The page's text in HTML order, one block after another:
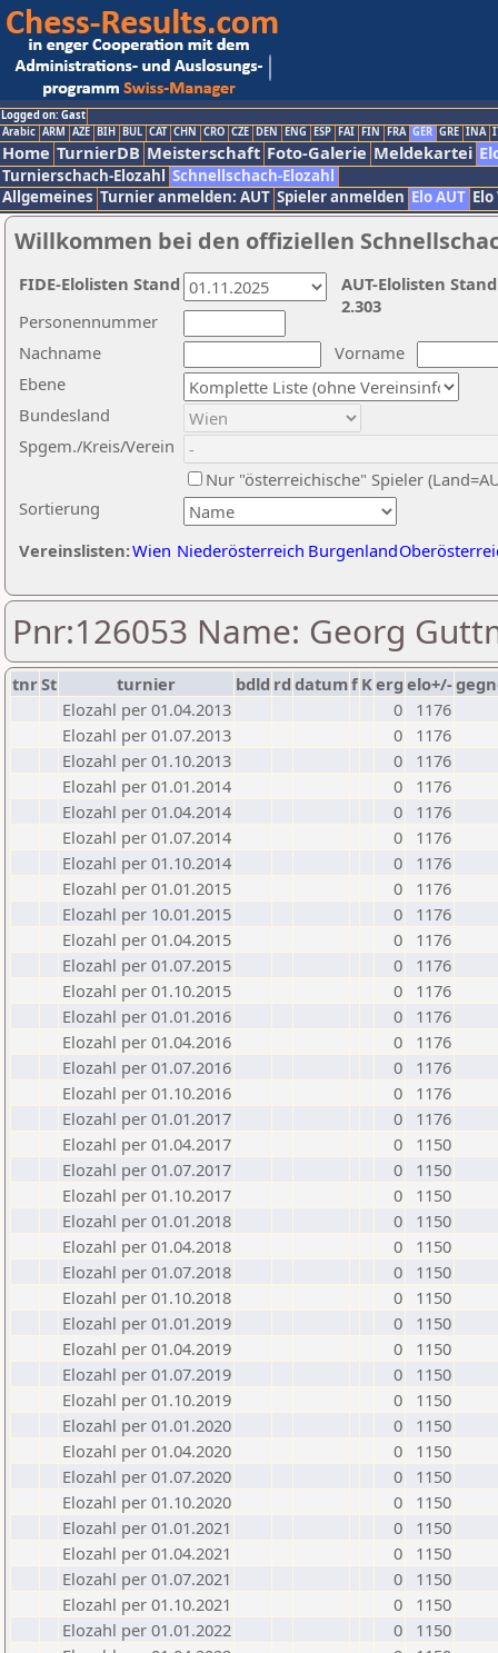
Logged on: Gast
Arabic ARM AZE BIH BUL CAT CHN CRO CZE DEN ENG ESP FAI FIN FRA GER GRE INA
Home TurnierDB Meisterschaft Foto-Galerie Meldekartei
Turnierschach-Elozahl Schnellschach-Elozahl
Allgemeines Turnier anmelden: AUT Spieler anmelden Elo AUT
Willkommen bei den offiziellen
Nachname
Vorname
Ebene
Sortierung
Personennummer
Bundesland
Spgem./Kreis/Verein
Nur "österreichische" Spieler
Vereinslisten:Wien Niederösterreich Burgenland
AUT-Elolisten
2.303
FIDE-Elolisten Stand
Pnr:126053 Name: Georg
tnrSt turnier bdld rd datumf Kerg elo+/-
Elozahl per 01.04.2013
0
1176
Elozahl per 01.07.2013
0
1176
Elozahl per 01.10.2013
0
1176
Elozahl per 01.01.2014
0
1176
Elozahl per 01.04.2014
0
1176
Elozahl per 01.07.2014
0
1176
Elozahl per 01.10.2014
0
1176
Elozahl per 01.01.2015
0
1176
Elozahl per 10.01.2015
0
1176
Elozahl per 01.04.2015
0
1176
Elozahl per 01.07.2015
0
1176
Elozahl per 01.10.2015
0
1176
Elozahl per 01.01.2016
0
1176
Elozahl per 01.04.2016
0
1176
Elozahl per 01.07.2016
0
1176
Elozahl per 01.10.2016
0
1176
Elozahl per 01.01.2017
0
1176
Elozahl per 01.04.2017
0
1150
Elozahl per 01.07.2017
0
1150
Elozahl per 01.10.2017
0
1150
Elozahl per 01.01.2018
0
1150
Elozahl per 01.04.2018
0
1150
Elozahl per 01.07.2018
0
1150
Elozahl per 01.10.2018
0
1150
Elozahl per 01.01.2019
0
1150
Elozahl per 01.04.2019
0
1150
Elozahl per 01.07.2019
0
1150
Elozahl per 01.10.2019
0
1150
Elozahl per 01.01.2020
0
1150
Elozahl per 01.04.2020
0
1150
Elozahl per 01.07.2020
0
1150
Elozahl per 01.10.2020
0
1150
Elozahl per 01.01.2021
0
1150
Elozahl per 01.04.2021
0
1150
Elozahl per 01.07.2021
0
1150
Elozahl per 01.10.2021
0
1150
Elozahl per 01.01.2022
0
1150